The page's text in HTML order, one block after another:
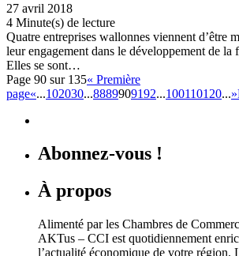
27 avril 2018
4 Minute(s) de lecture
Quatre entreprises wallonnes viennent d’être
leur engagement dans le développement de la
Elles se sont…
Page 90 sur 135« Première
page«...102030...8889909192...100110120...»
Abonnez-vous !
À propos
Alimenté par les Chambres de
AKTus – CCI est quotidiennement
l’actualité économique de votre région.